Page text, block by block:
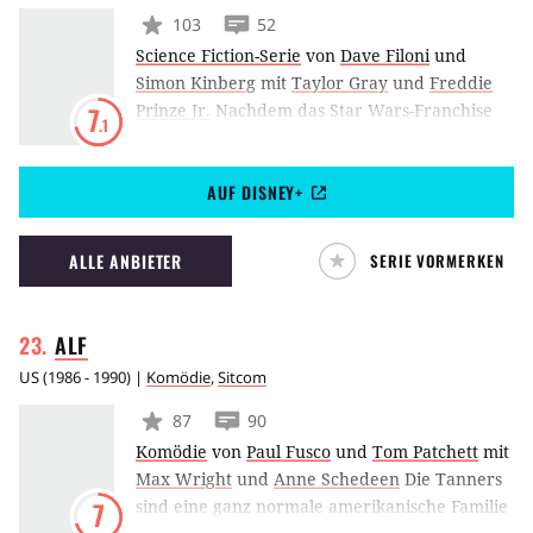
7.1
103
52
Science Fiction-Serie von Dave Filoniund
Simon Kinberg mit Taylor Gray und Freddie
Prinze Jr. Nachdem das Star Wars-Franchise
erfolgreiches Format als Animationsserie in
Stellung gebracht hat, folgte mit Star Wars
Rebels eine weitere Serie, die dieses Mal unter
der Obhut von Disney realisiert wurde.
Zeitlich gesehen spielt Star Wars zwischen Star
AUF DISNEY+
ALLE ANBIETER SERIE VORMERKEN
ALF
US(1986 - 1990) | Komödie,Sitcom
7
87
90
Komödie von Paul Fusco und Tom Patchett mit
Max Wright und Anne Schedeen Die Tanners
sind eine ganz normale amerikanische Familie